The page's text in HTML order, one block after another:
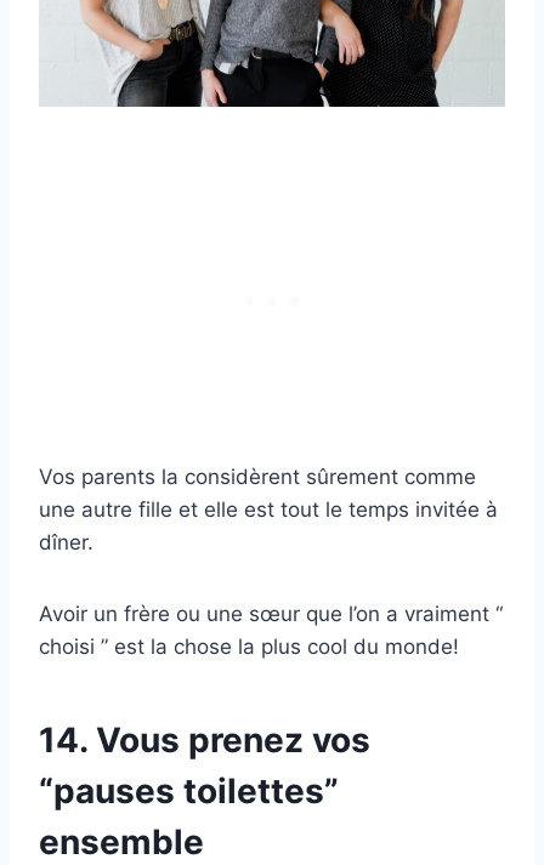
Vos parents la considèrent sûrement comme
une autre fille et elle est tout le temps invitée à
dîner.
Avoir un frère ou une sœur que l’on a vraiment “
choisi ” est la chose la plus cool du monde!
14. Vous prenez vos
“pauses toilettes”
ensemble